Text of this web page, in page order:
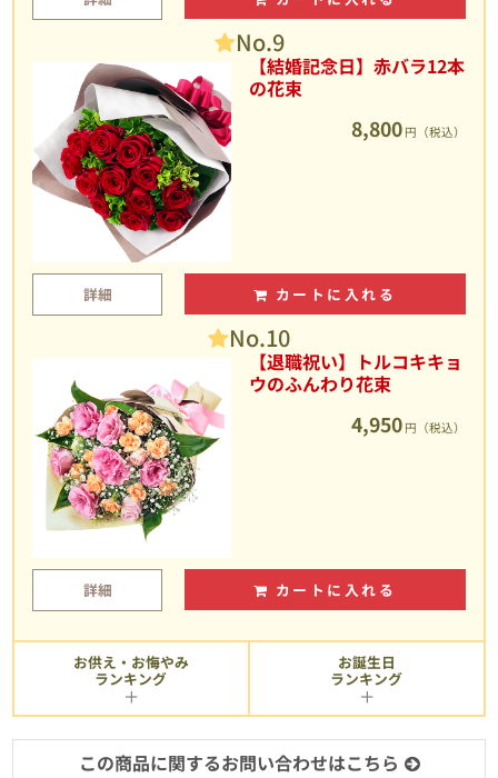
No.9
【結婚記念日】赤バラ12本
の花束
8,800 円（税込）
詳細 カートに入れる
No.10
【退職祝い】トルコキキョ
ウのふんわり花束
4,950 円（税込）
詳細 カートに入れる
お供え・お悔やみ
ランキング
お誕生日
ランキング
この商品に関するお問い合わせはこちら